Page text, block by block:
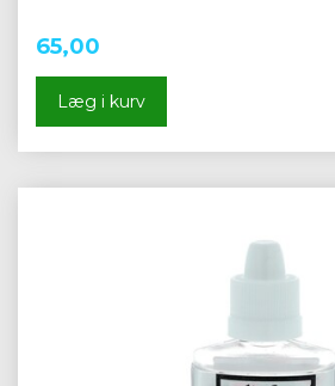
65,00
Læg i kurv